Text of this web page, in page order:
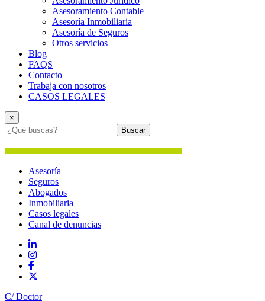
Asesoramiento Contable
Asesoría Inmobiliaria
Asesoría de Seguros
Otros servicios
Blog
FAQS
Contacto
Trabaja con nosotros
CASOS LEGALES
×
Buscar
Asesoría
Seguros
Abogados
Inmobiliaria
Casos legales
Canal de denuncias
C/ Doctor